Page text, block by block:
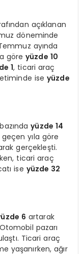
açıklanan
döneminde
ayında
göre yüzde 10
1, ticari araç
ise yüzde
yüzde 14
yıla göre
gerçekleşti.
ticari araç
ise yüzde 32
6 artarak
pazarı
Ticari araç
yaşanırken, ağır